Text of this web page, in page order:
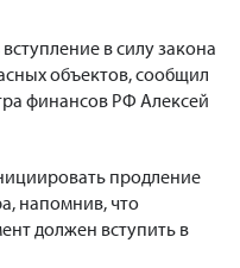
в силу закона
объектов, сообщил
финансов РФ Алексей
продление
напомнив, что
должен вступить в